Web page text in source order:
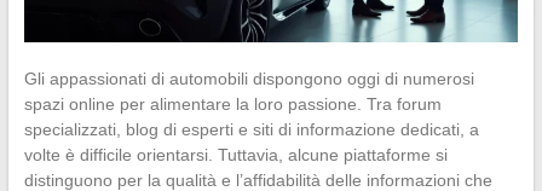
Gli appassionati di automobili dispongono oggi di numerosi
spazi online per alimentare la loro passione. Tra forum
specializzati, blog di esperti e siti di informazione dedicati, a
volte è difficile orientarsi. Tuttavia, alcune piattaforme si
distinguono per la qualità e l’affidabilità delle informazioni che